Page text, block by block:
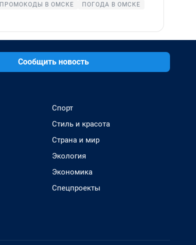
ПРОМОКОДЫ В ОМСКЕ
ПОГОДА В ОМСКЕ
Сообщить новость
Спорт
Стиль и красота
Страна и мир
Экология
Экономика
Спецпроекты